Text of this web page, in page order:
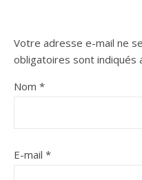
Votre adresse e-mail ne
obligatoires sont indiqués
Nom *
E-mail *